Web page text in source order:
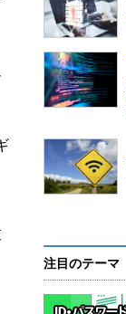
注目のテーマ